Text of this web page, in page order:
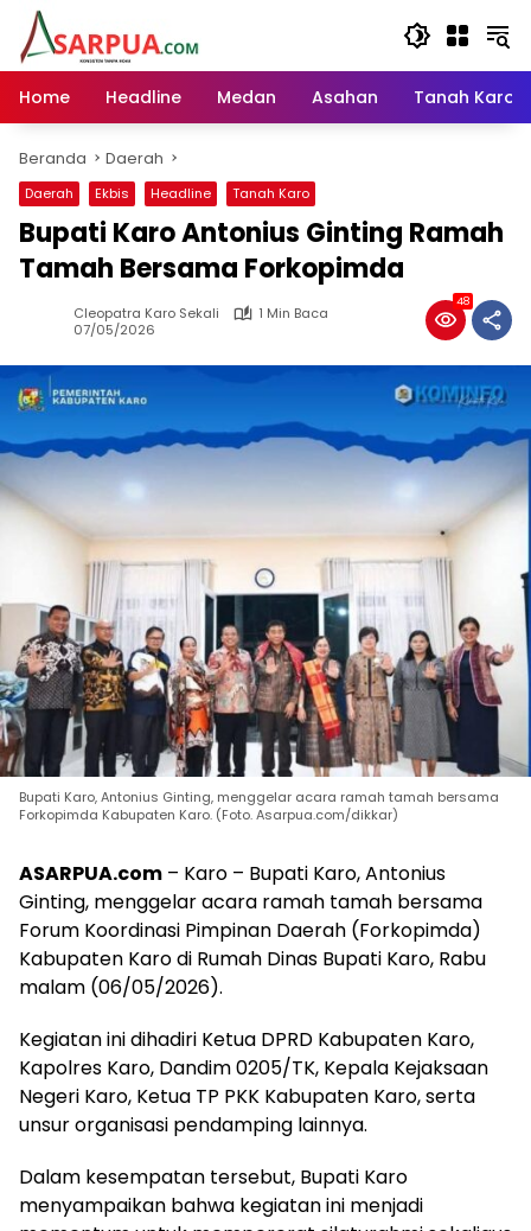
Langsung
konten
Home
Headline Medan Asahan Tanah Karo
Beranda Daerah
Daerah Ekbis Headline Tanah Karo
Bupati Karo Antonius Ginting Ramah
Tamah Bersama Forkopimda
Cleopatra Karo Sekali
1 Min Baca
07/05/2026
48
Bupati Karo, Antonius Ginting, menggelar acara ramah tamah bersama
Forkopimda Kabupaten Karo. (Foto. Asarpua.com/dikkar)
ASARPUA.com – Karo – Bupati Karo, Antonius
Ginting, menggelar acara ramah tamah bersama
Forum Koordinasi Pimpinan Daerah (Forkopimda)
Kabupaten Karo di Rumah Dinas Bupati Karo, Rabu
malam (06/05/2026).
Kegiatan ini dihadiri Ketua DPRD Kabupaten Karo,
Kapolres Karo, Dandim 0205/TK, Kepala Kejaksaan
Negeri Karo, Ketua TP PKK Kabupaten Karo, serta
unsur organisasi pendamping lainnya.
Dalam kesempatan tersebut, Bupati Karo
menyampaikan bahwa kegiatan ini menjadi